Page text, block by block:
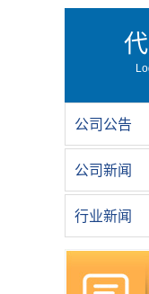
公司公告
公司新闻
行业新闻